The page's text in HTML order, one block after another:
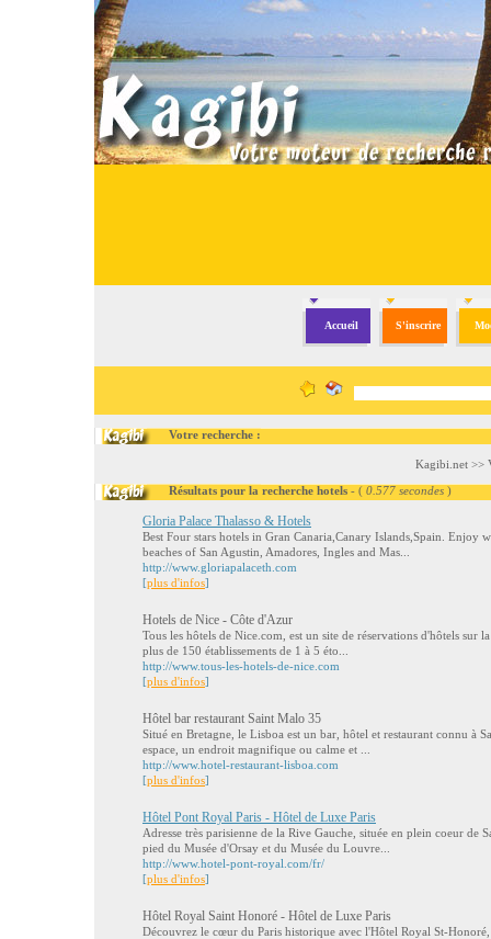
Accueil S'inscrire
Votre recherche :
Kagibi.net>>
Résultats pour la recherche hotels - ( 0.577 secondes )
Gloria Palace Thalasso & Hotels
Best Four stars hotels in Gran Canaria,Canary Islands,Spain. Enjoy
beaches of San Agustin, Amadores, Ingles and Mas...
http://www.gloriapalaceth.com
[plus d'infos]
Hotels de Nice - Côte d'Azur
Tous les hôtels de Nice.com, est un site de réservations d'hôtels sur
plus de 150 établissements de 1 à 5 éto...
http://www.tous-les-hotels-de-nice.com
[plus d'infos]
Hôtel bar restaurant Saint Malo 35
Situé en Bretagne, le Lisboa est un bar, hôtel et restaurant connu à
espace, un endroit magnifique ou calme et ...
http://www.hotel-restaurant-lisboa.com
[plus d'infos]
Hôtel Pont Royal Paris - Hôtel de Luxe Paris
Adresse très parisienne de la Rive Gauche, située en plein coeur de
pied du Musée d'Orsay et du Musée du Louvre...
http://www.hotel-pont-royal.com/fr/
[plus d'infos]
Hôtel Royal Saint Honoré - Hôtel de Luxe Paris
Découvrez le cœur du Paris historique avec l'Hôtel Royal St-Honoré,